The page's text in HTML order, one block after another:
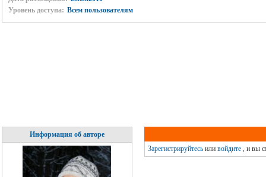
Уровень доступа: Всем пользователям
Информация об авторе
Зарегистрируйтесьили войдите, и вы